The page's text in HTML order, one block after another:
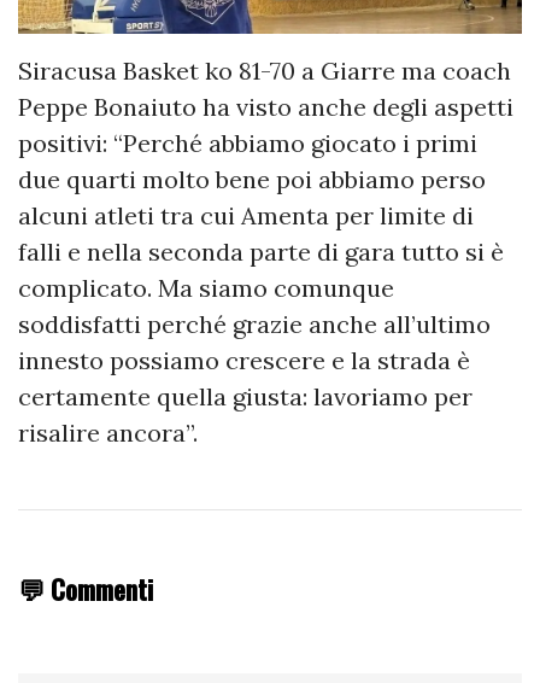
Siracusa Basket ko 81-70 a Giarre ma coach
Peppe Bonaiuto ha visto anche degli aspetti
positivi: “Perché abbiamo giocato i primi
due quarti molto bene poi abbiamo perso
alcuni atleti tra cui Amenta per limite di
falli e nella seconda parte di gara tutto si è
complicato. Ma siamo comunque
soddisfatti perché grazie anche all’ultimo
innesto possiamo crescere e la strada è
certamente quella giusta: lavoriamo per
risalire ancora”.
💬 Commenti